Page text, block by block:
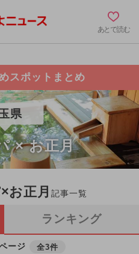
あとで読む
スポットまとめ
県
× お正月
お正月記事一覧
ランキング
ージ 全3件